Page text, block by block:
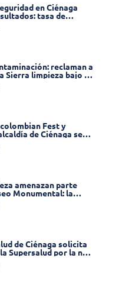
en Ciénaga
tasa de
un 58% en 2026
reclaman a
Sierra limpieza bajo el
19 con carrera 11
Fest y
de Ciénaga se
limpieza de la
Coliseo
amenazan parte
Monumental: la
inmediata!
de Ciénaga solicita
Supersalud por la no
en las EPS